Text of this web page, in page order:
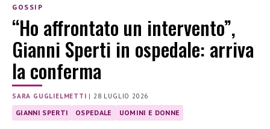
GOSSIP
“Ho affrontato un intervento”,
Gianni Sperti in ospedale: arriva
la conferma
SARA GUGLIELMETTI |28 LUGLIO 2026
GIANNI SPERTI OSPEDALE UOMINI E DONNE